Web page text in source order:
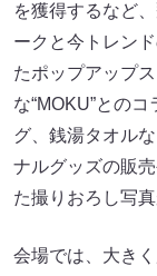
を獲得するなど
ークと今トレン
たポップアップ
な“MOKU”との
グ、銭湯タオル
ナルグッズの販
た撮りおろし写
会場では、大き